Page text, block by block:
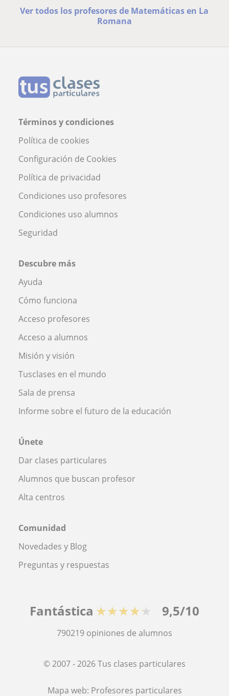
Ver todos los profesores de Matemáticas en La
Romana
Términos y condiciones
Política de cookies
Configuración de Cookies
Política de privacidad
Condiciones uso profesores
Condiciones uso alumnos
Seguridad
Descubre más
Ayuda
Cómo funciona
Acceso profesores
Acceso a alumnos
Misión y visión
Tusclases en el mundo
Sala de prensa
Informe sobre el futuro de la educación
Únete
Dar clases particulares
Alumnos que buscan profesor
Alta centros
Comunidad
Novedades y Blog
Preguntas y respuestas
Fantástica ★★★★★ 9,5/10
790219 opiniones de alumnos
© 2007 - 2026 Tus clases particulares
Mapa web: Profesores particulares